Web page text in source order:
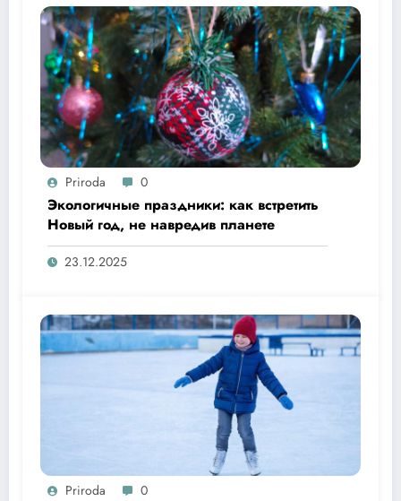
Priroda 0
Экологичные праздники: как встретить
Новый год, не навредив планете
23.12.2025
Priroda 0